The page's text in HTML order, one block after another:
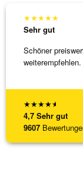
★★★★★
4,7 Sehr gut
9607
★★★★★
Sehr gut
Schöner
weiterempfehlen.